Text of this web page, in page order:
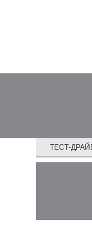
ТЕСТ-